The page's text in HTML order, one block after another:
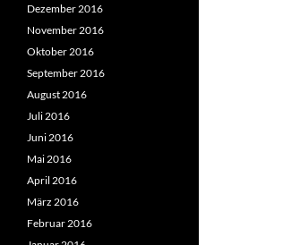
Dezember 2016
November 2016
Oktober 2016
September 2016
August 2016
Juli 2016
Juni 2016
Mai 2016
April 2016
März 2016
Februar 2016